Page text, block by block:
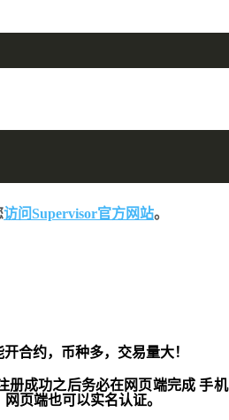
访问Supervisor官方网站。
合约， 币种多，交易量大！
册成功之后务必在网页端完成 手
页端也可以实名认证。